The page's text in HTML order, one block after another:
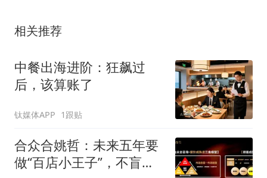
相关推荐
中餐出海进阶：狂飙过
后，该算账了
钛媒体APP 1跟贴
合众合姚哲：未来五年要
做“百店小王子”，不盲目